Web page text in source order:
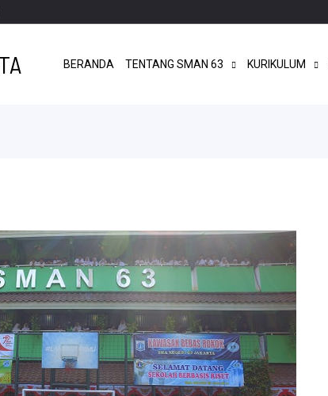
BERANDA TENTANG SMAN 63 KURIKULUM